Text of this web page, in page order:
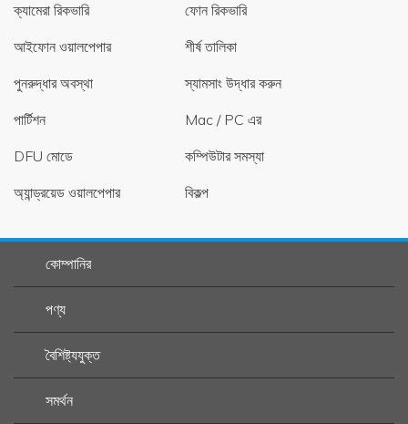
ক্যামেরা রিকভারি
ফোন রিকভারি
আইফোন ওয়ালপেপার
শীর্ষ তালিকা
পুনরুদ্ধার অবস্থা
স্যামসাং উদ্ধার করুন
পার্টিশন
Mac / PC এর
DFU মোডে
কম্পিউটার সমস্যা
অ্যান্ড্রয়েড ওয়ালপেপার
বিকল্প
কোম্পানির
পণ্য
বৈশিষ্ট্যযুক্ত
সমর্থন